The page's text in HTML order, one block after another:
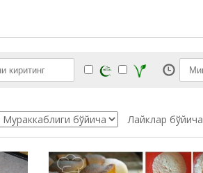
Лайклар бўйича